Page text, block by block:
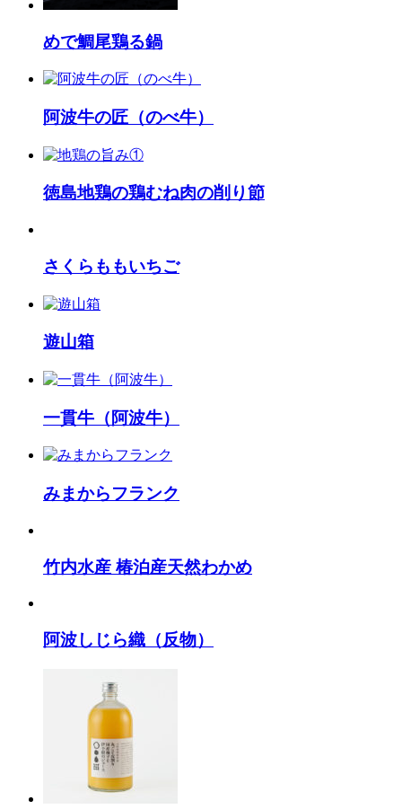
めで鯛尾鶏る鍋
阿波牛の匠（のべ牛）
徳島地鶏の鶏むね肉の削り節
さくらももいちご
遊山箱
一貫牛（阿波牛）
みまからフランク
竹内水産 椿泊産天然わかめ
阿波しじら織（反物）